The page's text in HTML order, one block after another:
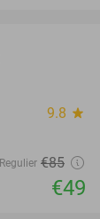
9.8 star
Regulier €85
€49